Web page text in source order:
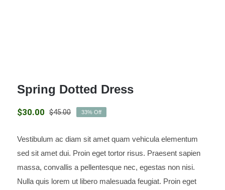
Spring Dotted Dress
Spring Dotted Dress
$45.00El
original
$45.00.
$30.00
El
actual
$30.00.
33% Off
Vestibulum ac diam sit amet quam vehicula elementum
sed sit amet dui. Proin eget tortor risus. Praesent sapien
massa, convallis a pellentesque nec, egestas non nisi.
Nulla quis lorem ut libero malesuada feugiat. Proin eget